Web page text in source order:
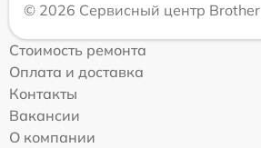
© 2026 Сервисный центр Brother
Стоимость ремонта
Оплата и доставка
Контакты
Вакансии
О компании